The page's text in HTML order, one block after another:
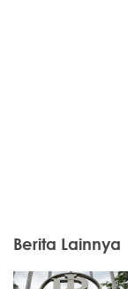
Berita Lainnya